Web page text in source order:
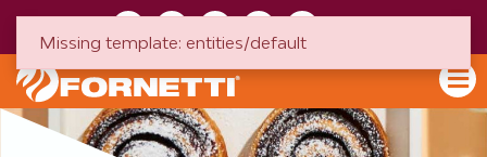
Missing template: entities/default